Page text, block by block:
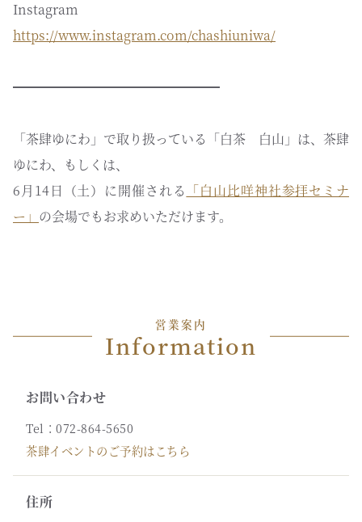
Instagram
https://www.instagram.com/chashiuniwa/
━━━━━━━━━━━━━━━━
「茶肆ゆにわ」で取り扱っている「白茶 白山」は、茶肆
ゆにわ、もしくは、
6月14日（土）に開催される 「白山比咩神社参拝セミナ
ー」 の会場でもお求めいただけます。
営業案内
Information
お問い合わせ
Tel：072-864-5650
茶肆イベントのご予約はこちら
住所